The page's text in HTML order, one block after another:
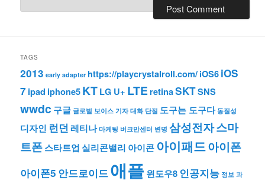
TAGS
2013 early adapter https://playcrystalroll.com/ iOS6 iOS
7 ipad iphone5 KT LG U+ LTE retinaSKTSNS
wwdc 구글 글로벌 보이스 기자 대화 단절 도구는 도구다 동질성
디자인 런던 레티나 마케팅 버크만센터 변명 삼성전자스마
트폰 스타트업 실리콘밸리 아이콘 아이패드아이폰
아이폰5 안드로이드애플 윈도우8 인공지능 정보 과